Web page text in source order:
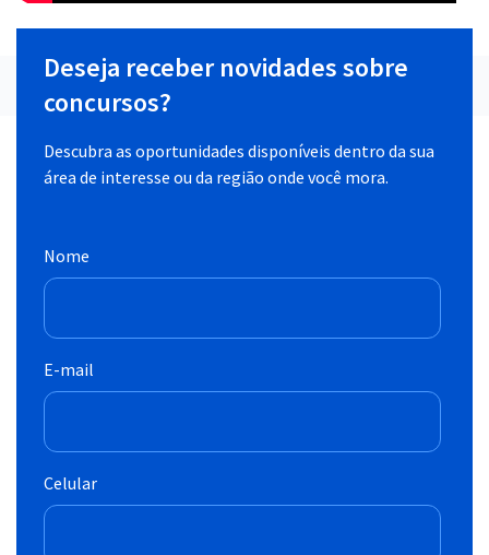
Deseja receber novidades sobre
concursos?
Descubra as oportunidades disponíveis dentro da sua
área de interesse ou da região onde você mora.
Nome
E-mail
Celular